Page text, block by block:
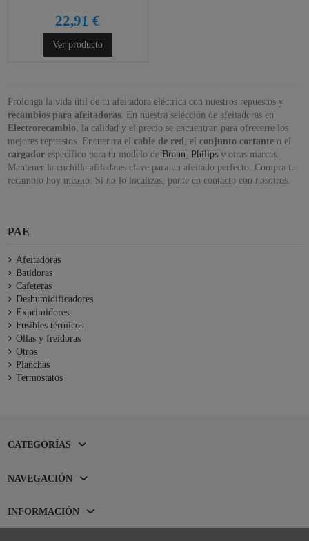
22,91 €
Ver producto
Prolonga la vida útil de tu afeitadora eléctrica con nuestros repuestos y
recambios para afeitadoras. En nuestra selección de afeitadoras en
Electrorecambio, la calidad y el precio se encuentran para ofrecerte los
mejores repuestos. Encuentra el cable de red , el conjunto cortanteo el
cargadorespecífico para tu modelo de Braun, Philipsy otras marcas.
Mantener la cuchilla afilada es clave para un afeitado perfecto. Compra tu
recambio hoy mismo. Si no lo localizas, ponte en contacto con nosotros.
PAE
Afeitadoras
Batidoras
Cafeteras
Deshumidificadores
Exprimidores
Fusibles térmicos
Ollas y freidoras
Otros
Planchas
Termostatos
CATEGORÍAS
NAVEGACIÓN
INFORMACIÓN